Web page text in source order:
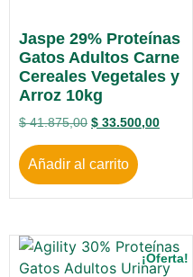
Jaspe 29% Proteínas
Gatos Adultos Carne
Cereales Vegetales y
Arroz 10kg
$41.875,00 $ 33.500,00
Añadir al carrito
¡Oferta!